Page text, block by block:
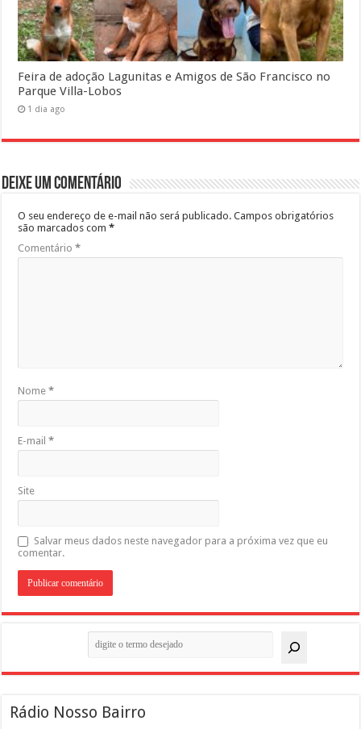
Feira de adoção Lagunitas e Amigos de São Francisco no
Parque Villa-Lobos
1 dia ago
Deixe um comentário
O seu endereço de e-mail não será publicado. Campos obrigatórios
são marcados com*
Comentário*
Nome*
E-mail*
Site
Salvar meus dados neste navegador para a próxima vez que eu
comentar.
Rádio Nosso Bairro